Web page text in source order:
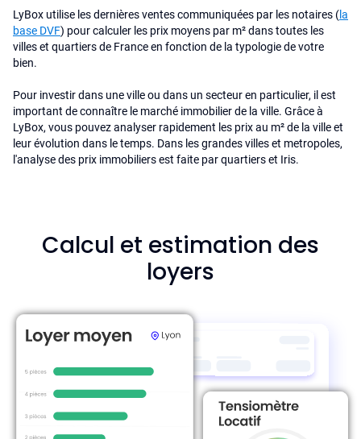
LyBox utilise les dernières ventes communiquées par les notaires (la
base DVF) pour calculer les prix moyens par m² dans toutes les
villes et quartiers de France en fonction de la typologie de votre
bien.
Pour investir dans une ville ou dans un secteur en particulier, il est
important de connaître le marché immobilier de la ville. Grâce à
LyBox, vous pouvez analyser rapidement les prix au m² de la ville et
leur évolution dans le temps. Dans les grandes villes et metropoles,
l'analyse des prix immobiliers est faite par quartiers et Iris.
Calcul et estimation des
loyers